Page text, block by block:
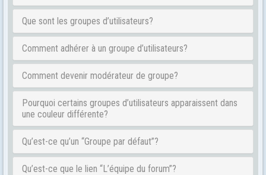
Que sont les groupes d’utilisateurs?
Comment adhérer à un groupe d’utilisateurs?
Comment devenir modérateur de groupe?
Pourquoi certains groupes d’utilisateurs apparaissent dans
une couleur différente?
Qu’est-ce qu’un “Groupe par défaut”?
Qu’est-ce que le lien “L’équipe du forum”?